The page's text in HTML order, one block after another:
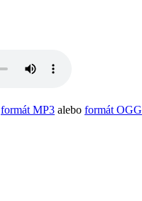
formát MP3 alebo formát OGG